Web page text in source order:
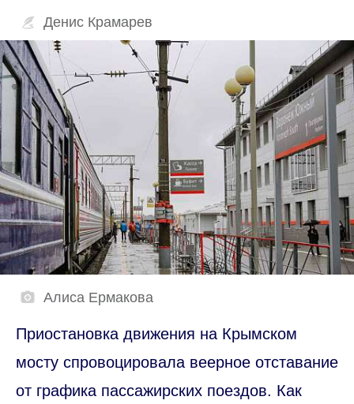
Денис Крамарев
Алиса Ермакова
Приостановка движения на Крымском
мосту спровоцировала веерное отставание
от графика пассажирских поездов. Как